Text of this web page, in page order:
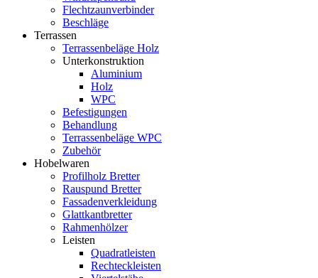
Flechtzaunverbinder
Beschläge
Terrassen
Terrassenbeläge Holz
Unterkonstruktion
Aluminium
Holz
WPC
Befestigungen
Behandlung
Terrassenbeläge WPC
Zubehör
Hobelwaren
Profilholz Bretter
Rauspund Bretter
Fassadenverkleidung
Glattkantbretter
Rahmenhölzer
Leisten
Quadratleisten
Rechteckleisten